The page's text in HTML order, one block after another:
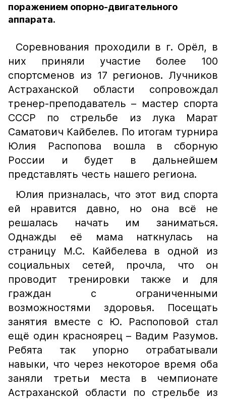
поражением опорно-двигательного
аппарата.
Соревнования проходили в г. Орёл, в
них приняли участие более 100
спортсменов из 17 регионов. Лучников
Астраханской области сопровождал
тренер-преподаватель – мастер спорта
СССР по стрельбе из лука Марат
Саматович Кайбелев. По итогам турнира
Юлия Распопова вошла в сборную
России и будет в дальнейшем
представлять честь нашего региона.
Юлия призналась, что этот вид спорта
ей нравится давно, но она всё не
решалась начать им заниматься.
Однажды её мама наткнулась на
страницу М.С. Кайбелева в одной из
социальных сетей, прочла, что он
проводит тренировки также и для
граждан с ограниченными
возможностями здоровья. Посещать
занятия вместе с Ю. Распоповой стал
ещё один красноярец – Вадим Разумов.
Ребята так упорно отрабатывали
навыки, что через некоторое время оба
заняли третьи места в чемпионате
Астраханской области по стрельбе из